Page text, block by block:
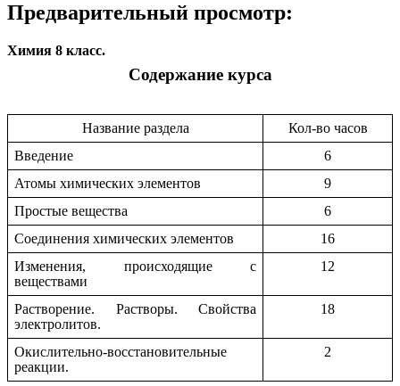
Предварительный просмотр:
Химия 8 класс.
Содержание курса
Название раздела
Кол-во часов
Введение
6
Атомы химических элементов
9
Простые вещества
6
Соединения химических элементов
16
Изменения, происходящие с
веществами
12
Растворение. Растворы. Свойства
электролитов.
18
Окислительно-восстановительные
реакции.
2